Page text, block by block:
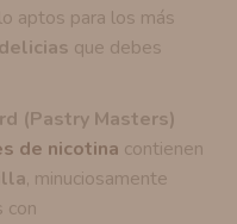
aptos para los más
que debes
(Pastry Masters)
de nicotina contienen
, minuciosamente
con